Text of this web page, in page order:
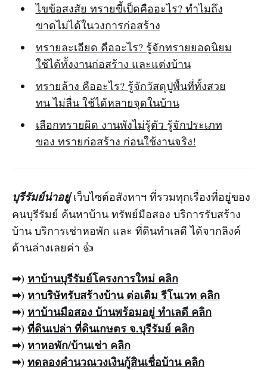
ไขข้อสงสัย ทรายขี้เป็ดคืออะไร? ทำไมถึง
ขาดไม่ได้ในวงการก่อสร้าง
ทรายละเอียด คืออะไร? รู้จักทรายยอดนิยม
ใช้ได้ทั้งงานก่อสร้าง และแต่งบ้าน
ทรายล้าง คืออะไร? รู้จักวัสดุปูพื้นที่ทั้งสวย
ทน ไม่ลื่น ใช้ได้หลายจุดในบ้าน
เลือกทรายผิด งานพังไม่รู้ตัว รู้จักประเภท
ของ ทรายก่อสร้าง ก่อนใช้งานจริง!
บุรีรัมย์น่าอยู่เว็บไซต์อสังหาฯ ที่รวมทุกเรื่องที่อยู่ของ
คนบุรีรัมย์ ค้นหาบ้าน ทรัพย์มือสอง บริการรับสร้าง
บ้าน บริการเช่าหอพัก และ ที่ดินทำเลดี ได้จากลิงค์
ด้านล่างเลยค่า 👍
➡) หาบ้านบุรีรัมย์โครงการใหม่ คลิก
➡) หาบริษัทรับสร้างบ้านต่อเติม รีโนเวท คลิก
➡) หาบ้านมือสองบ้านพร้อมอยู่ ทำเลดี คลิก
➡)ที่ดินเปล่า ที่ดินเกษตร จ.บุรีรัมย์ คลิก
➡) หาหอพัก/บ้านเช่า คลิก
➡)ทดลองคำนวณวงเงินกู้สินเชื่อบ้านคลิก